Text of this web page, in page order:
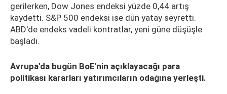
gerilerken, Dow Jones endeksi yüzde 0,44 artış
kaydetti. S&P 500 endeksi ise dün yatay seyretti.
ABD'de endeks vadeli kontratlar, yeni güne düşüşle
başladı.
Avrupa'da bugün BoE'nin açıklayacağı para
politikası kararları yatırımcıların odağına yerleşti.